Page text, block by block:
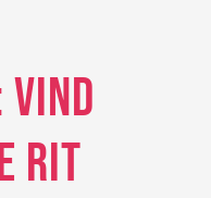
Rit